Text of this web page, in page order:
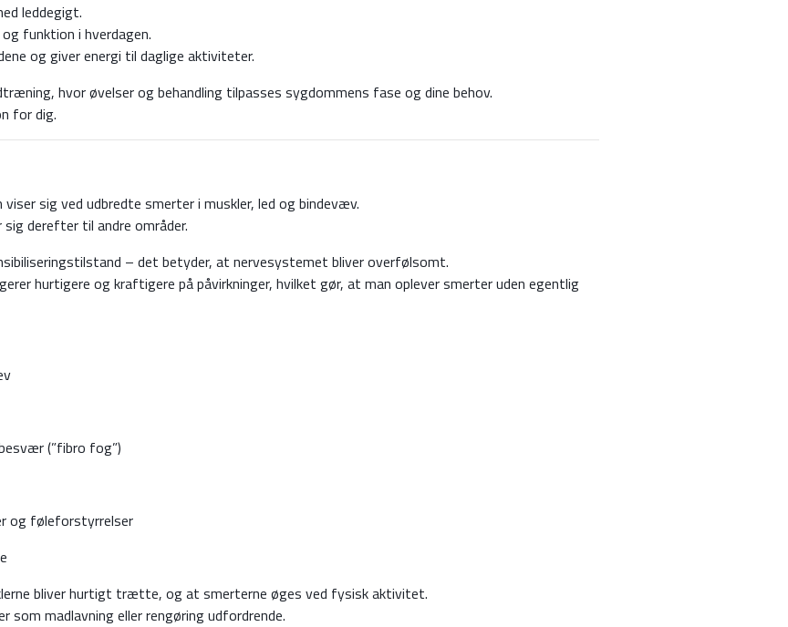
leddegigt.
funktion i hverdagen.
og giver energi til daglige aktiviteter.
hvor øvelser og behandling tilpasses sygdommens fase og dine behov.
for dig.
sig ved udbredte smerter i muskler, led og bindevæv.
derefter til andre områder.
– det betyder, at nervesystemet bliver overfølsomt.
hurtigere og kraftigere på påvirkninger, hvilket gør, at man oplever smerter uden egentlig
(”fibro fog”)
og føleforstyrrelser
bliver hurtigt trætte, og at smerterne øges ved fysisk aktivitet.
som madlavning eller rengøring udfordrende.